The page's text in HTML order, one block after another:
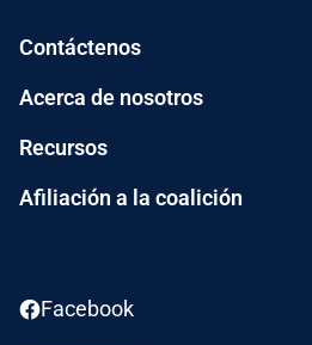
Contáctenos
Acerca de nosotros
Recursos
Afiliación a la coalición
Facebook